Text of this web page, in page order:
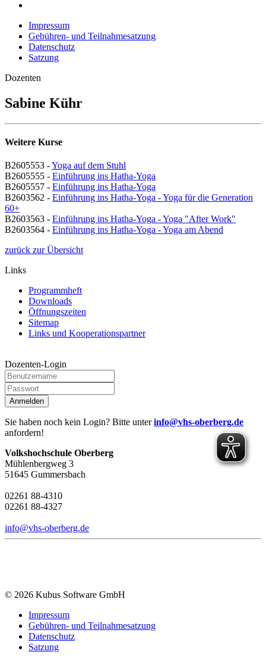
Impressum
Gebühren- und Teilnahmesatzung
Datenschutz
Satzung
Dozenten
Sabine Kühr
Weitere Kurse
B2605553 -Yoga auf dem Stuhl
B2605555 - Einführung ins Hatha-Yoga
B2605557 - Einführung ins Hatha-Yoga
B2603562 - Einführung ins Hatha-Yoga - Yoga für die Generation
60+
B2603563 - Einführung ins Hatha-Yoga - Yoga "After Work"
B2603564 - Einführung ins Hatha-Yoga - Yoga am Abend
zurück zur Übersicht
Links
Programmheft
Downloads
Öffnungszeiten
Sitemap
Links und Kooperationspartner
Dozenten-Login
Anmelden
Sie haben noch kein Login? Bitte unterinfo@vhs-oberberg.de
anfordern!
Volkshochschule Oberberg
Mühlenbergweg 3
51645 Gummersbach
02261 88-4310
02261 88-4327
info@vhs-oberberg.de
© 2026 Kubus Software GmbH
Impressum
Gebühren- und Teilnahmesatzung
Datenschutz
Satzung